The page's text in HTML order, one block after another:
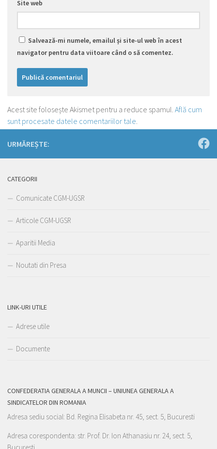
Site web
Salvează-mi numele, emailul și site-ul web în acest
navigator pentru data viitoare când o să comentez.
Acest site folosește Akismet pentru a reduce spamul. Află cum
sunt procesate datele comentariilor tale.
URMĂREȘTE:
CATEGORII
Comunicate CGM-UGSR
Articole CGM-UGSR
Aparitii Media
Noutati din Presa
LINK-URI UTILE
Adrese utile
Documente
CONFEDERATIA GENERALA A MUNCII – UNIUNEA GENERALA A
SINDICATELOR DIN ROMANIA
Adresa sediu social: Bd. Regina Elisabeta nr. 45, sect. 5, Bucuresti
Adresa corespondenta: str. Prof. Dr. Ion Athanasiu nr. 24, sect. 5,